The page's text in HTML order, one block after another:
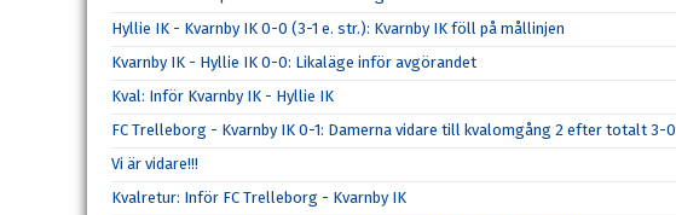
Hyllie IK - Kvarnby IK 0-0 (3-1 e. str.): Kvarnby IK föll på mållinjen
Kvarnby IK - Hyllie IK 0-0: Likaläge inför avgörandet
Kval: Inför Kvarnby IK - Hyllie IK
FC Trelleborg - Kvarnby IK 0-1: Damerna vidare till kvalomgång 2 efter totalt 3-0
Vi är vidare!!!
Kvalretur: Inför FC Trelleborg - Kvarnby IK